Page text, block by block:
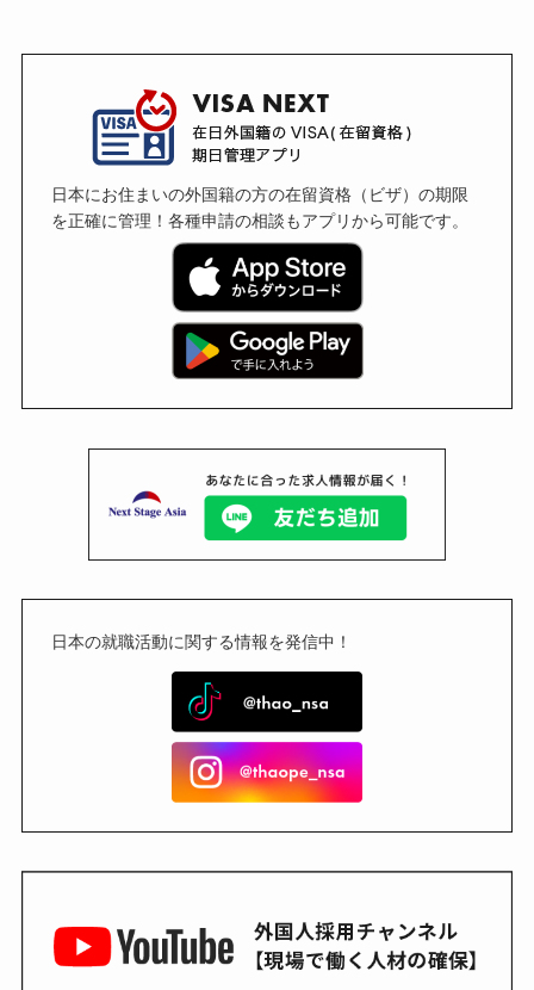
日本にお住まいの外国籍の方の在留資格（ビザ）の期限
を正確に管理！各種申請の相談もアプリから可能です。
日本の就職活動に関する情報を発信中！